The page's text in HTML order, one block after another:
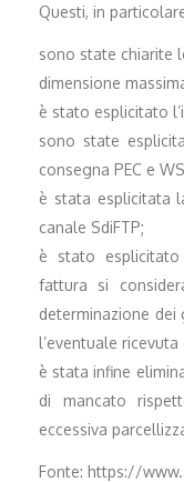
Questi, in
sono state chiarite
dimensione
è stato esplicitato
sono state
consegna PEC e
è stata esplicitata
canale SdiFTP;
è stato
fattura si
determinazione
l’eventuale ricevuta
è stata infine
di mancato
eccessiva
Fonte: https://